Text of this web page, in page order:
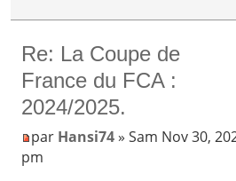
Re: La Coupe de
France du FCA :
2024/2025.
par Hansi74» Sam Nov 30,
pm